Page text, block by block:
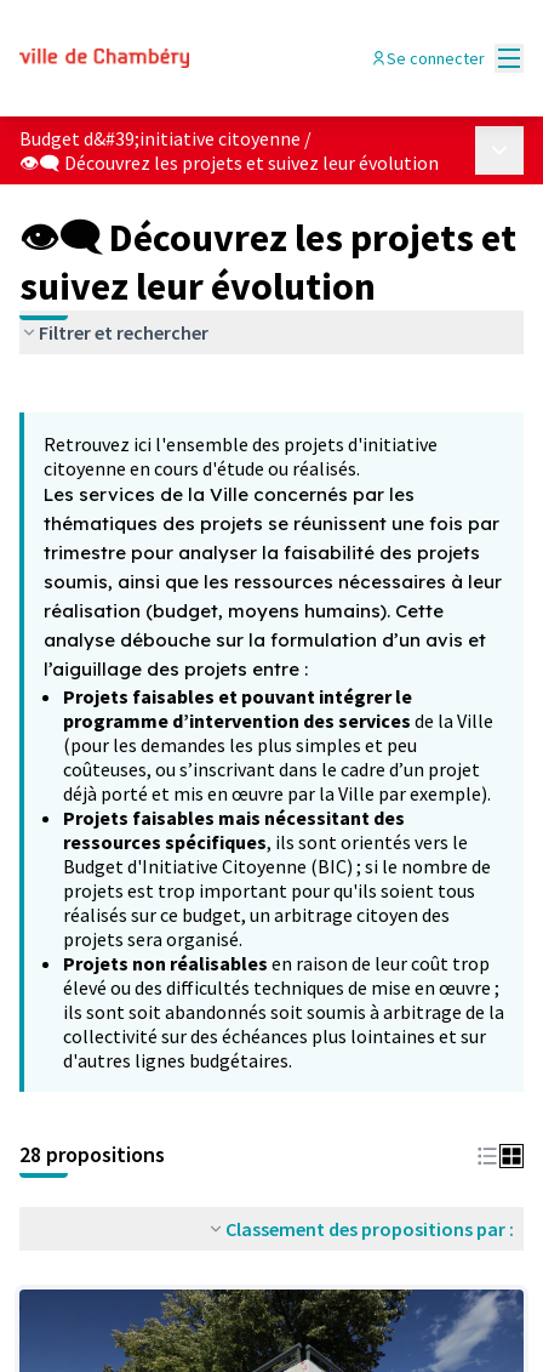
Se connecter
Budget d&#39;initiative citoyenne /
👁‍🗨 Découvrez les projets et suivez leur évolution
👁‍🗨 Découvrez les projets et
suivez leur évolution
Filtrer et rechercher
−
Retrouvez ici l'ensemble des projets d'initiative
citoyenne en cours d'étude ou réalisés.
Les services de la Ville concernés par les
thématiques des projets se réunissent une fois par
trimestre pour analyser la faisabilité des projets
soumis, ainsi que les ressources nécessaires à leur
réalisation (budget, moyens humains). Cette
analyse débouche sur la formulation d’un avis et
l’aiguillage des projets entre :
Projets faisables et pouvant intégrer le
programme d’intervention des services de la Ville
(pour les demandes les plus simples et peu
coûteuses, ou s’inscrivant dans le cadre d’un projet
déjà porté et mis en œuvre par la Ville par exemple).
Projets faisables mais nécessitant des
ressources spécifiques, ils sont orientés vers le
Budget d'Initiative Citoyenne (BIC) ; si le nombre de
projets est trop important pour qu'ils soient tous
réalisés sur ce budget, un arbitrage citoyen des
projets sera organisé.
Projets non réalisables en raison de leur coût trop
élevé ou des difficultés techniques de mise en œuvre ;
ils sont soit abandonnés soit soumis à arbitrage de la
collectivité sur des échéances plus lointaines et sur
d'autres lignes budgétaires.
28 propositions
Classement des propositions par :